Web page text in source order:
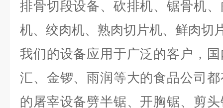
排骨切段设备、砍排机、锯骨机
机、绞肉机、熟肉切片机、鲜肉切
我们的设备应用于广泛的客户，
汇、金锣、雨润等大的食品公司
的屠宰设备劈半锯、开胸锯、剪